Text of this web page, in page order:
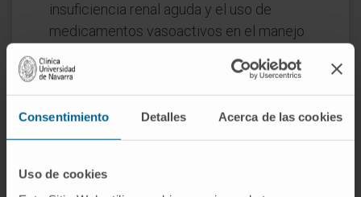
Consentimiento Detalles Acerca de las cookies
Uso de cookies
insuficiencia renal aguda y el uso de
medicamentos vasoactivos en el manejo
Intervenciones y procedimientos
especializados: En la UCI, se llevan a cabo
procedimientos y técnicas invasivas que
requieren de un alto grado de
inserción de catéteres venosos centrales, la